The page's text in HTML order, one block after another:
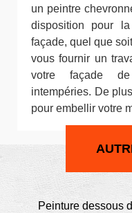
un peintre
disposition pour
façade, quel que
vous fournir un
votre façade
intempéries. De
pour embellir votre
Peinture dessous